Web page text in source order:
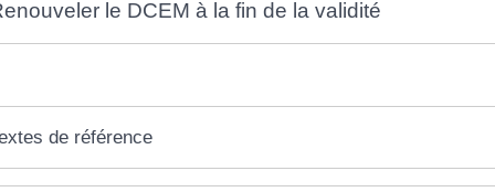
le DCEM à la fin de la validité
de référence